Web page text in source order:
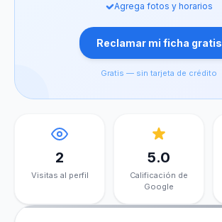
Agrega fotos y horarios
Reclamar mi ficha gratis
Gratis — sin tarjeta de crédito
2
Visitas al perfil
5.0
Calificación de
Google